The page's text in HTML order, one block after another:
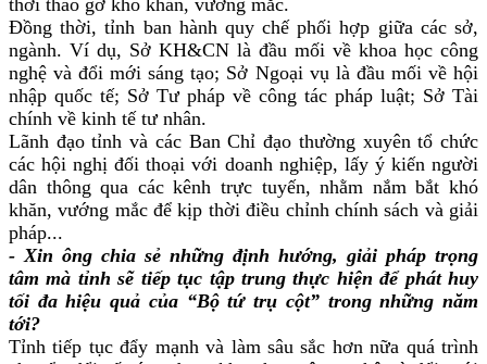
thời tháo gỡ khó khăn, vướng mắc.
Đồng thời, tỉnh ban hành quy chế phối hợp giữa các sở,
ngành. Ví dụ, Sở KH&CN là đầu mối về khoa học công
nghệ và đổi mới sáng tạo; Sở Ngoại vụ là đầu mối về hội
nhập quốc tế; Sở Tư pháp về công tác pháp luật; Sở Tài
chính về kinh tế tư nhân.
Lãnh đạo tỉnh và các Ban Chỉ đạo thường xuyên tổ chức
các hội nghị đối thoại với doanh nghiệp, lấy ý kiến người
dân thông qua các kênh trực tuyến, nhằm nắm bắt khó
khăn, vướng mắc để kịp thời điều chỉnh chính sách và giải
pháp...
- Xin ông chia sẻ những định hướng, giải pháp trọng
tâm mà tỉnh sẽ tiếp tục tập trung thực hiện để phát huy
tối đa hiệu quả của “Bộ tứ trụ cột” trong những năm
tới?
Tỉnh tiếp tục đẩy mạnh và làm sâu sắc hơn nữa quá trình